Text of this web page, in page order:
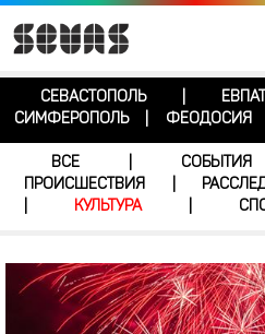
СЕВАСТОПОЛЬ
СИМФЕРОПОЛЬ
ФЕОДОСИЯ
ВСЕ СОБЫТИЯ
ПРОИСШЕСТВИЯ
КУЛЬТУРА